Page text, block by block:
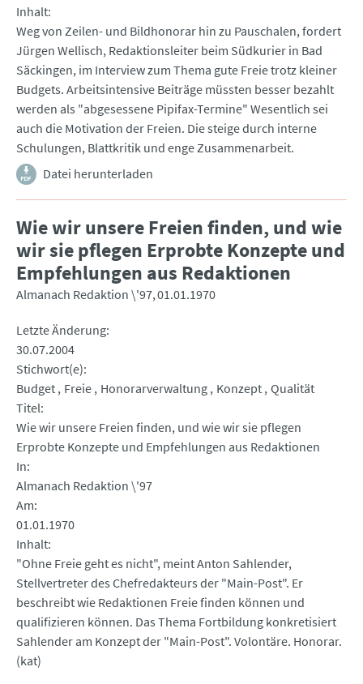
Inhalt
Weg von Zeilen- und Bildhonorar hin zu Pauschalen, fordert
Jürgen Wellisch, Redaktionsleiter beim Südkurier in Bad
Säckingen, im Interview zum Thema gute Freie trotz kleiner
Budgets. Arbeitsintensive Beiträge müssten besser bezahlt
werden als "abgesessene Pipifax-Termine" Wesentlich sei
auch die Motivation der Freien. Die steige durch interne
Schulungen, Blattkritik und enge Zusammenarbeit.
Datei herunterladen
Wie wir unsere Freien finden, und wie
wir sie pflegen Erprobte Konzepte und
Empfehlungen aus Redaktionen
Almanach Redaktion \'97 01.01.1970
Letzte Änderung
30.07.2004
Stichwort(e)
Budget Freie Honorarverwaltung Konzept Qualität
Titel
Wie wir unsere Freien finden, und wie wir sie pflegen
Erprobte Konzepte und Empfehlungen aus Redaktionen
In
Almanach Redaktion \'97
Am
01.01.1970
Inhalt
"Ohne Freie geht es nicht", meint Anton Sahlender,
Stellvertreter des Chefredakteurs der "Main-Post". Er
beschreibt wie Redaktionen Freie finden können und
qualifizieren können. Das Thema Fortbildung konkretisiert
Sahlender am Konzept der "Main-Post". Volontäre. Honorar.
(kat)